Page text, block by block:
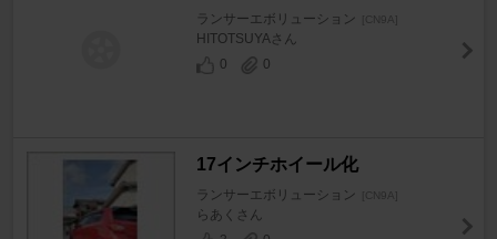
ランサーエボリューション [CN9A]
HITOTSUYAさん
0
0
17インチホイール化
ランサーエボリューション [CN9A]
らあくさん